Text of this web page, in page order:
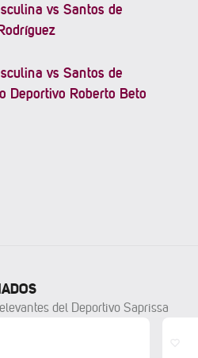
vs Santos de
vs Santos de
Deportivo Roberto Beto
del Deportivo Saprissa